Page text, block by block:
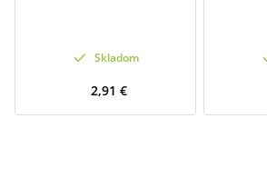
Skladom
2,91 €